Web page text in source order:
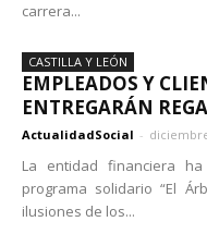
carrera...
CASTILLA Y LEÓN
EMPLEADOS Y
ENTREGARÁN
ActualidadSocial -
La entidad financiera
programa solidario “El
ilusiones de los...